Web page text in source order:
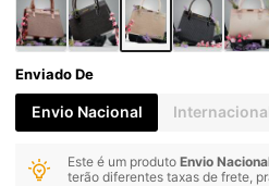
Enviado De
Envio Nacional
Este é um produtoEnvio
terão diferentes taxas de frete,